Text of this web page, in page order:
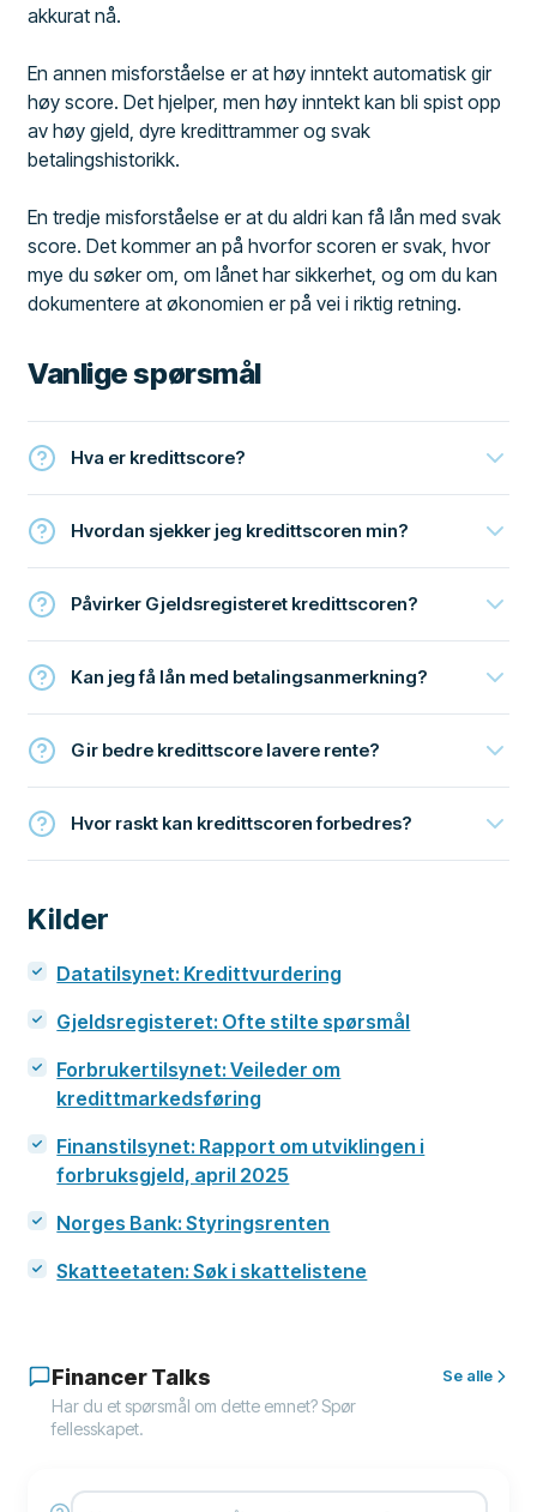
akkurat nå.
En annen misforståelse er at høy inntekt automatisk gir
høy score. Det hjelper, men høy inntekt kan bli spist opp
av høy gjeld, dyre kredittrammer og svak
betalingshistorikk.
En tredje misforståelse er at du aldri kan få lån med svak
score. Det kommer an på hvorfor scoren er svak, hvor
mye du søker om, om lånet har sikkerhet, og om du kan
dokumentere at økonomien er på vei i riktig retning.
Vanlige spørsmål
Hva er kredittscore?
Hvordan sjekker jeg kredittscoren min?
Påvirker Gjeldsregisteret kredittscoren?
Kan jeg få lån med betalingsanmerkning?
Gir bedre kredittscore lavere rente?
Hvor raskt kan kredittscoren forbedres?
Kilder
Datatilsynet: Kredittvurdering
Gjeldsregisteret: Ofte stilte spørsmål
Forbrukertilsynet: Veileder om
kredittmarkedsføring
Finanstilsynet: Rapport om utviklingen i
forbruksgjeld, april 2025
Norges Bank: Styringsrenten
Skatteetaten: Søk i skattelistene
Financer Talks
Har du et spørsmål om dette emnet? Spør
fellesskapet.
Se alle